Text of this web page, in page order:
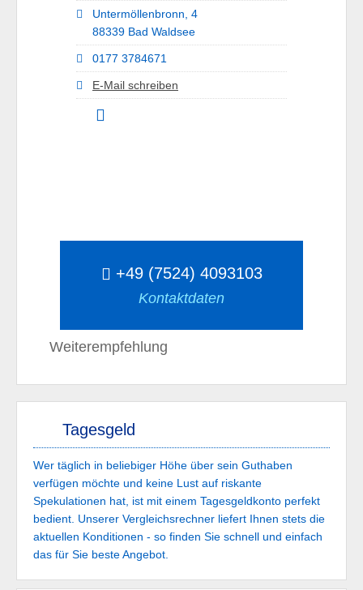
Untermöllenbronn, 4
88339 Bad Waldsee
0177 3784671
E-Mail schreiben
+49 (7524) 4093103
Kontaktdaten
Weiterempfehlung
Tagesgeld
Wer täglich in beliebiger Höhe über sein Guthaben
verfügen möchte und keine Lust auf riskante
Spekulationen hat, ist mit einem Tagesgeldkonto perfekt
bedient. Unserer Vergleichsrechner liefert Ihnen stets die
aktuellen Konditionen - so finden Sie schnell und einfach
das für Sie beste Angebot.